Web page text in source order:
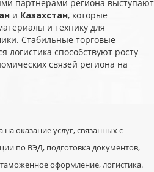
партнерами региона выступают
и Казахстан, которые
и технику для
Стабильные торговые
способствуют росту
связей региона на
оказание услуг, связанных с
по ВЭД, подготовка документов,
оформление, логистика.